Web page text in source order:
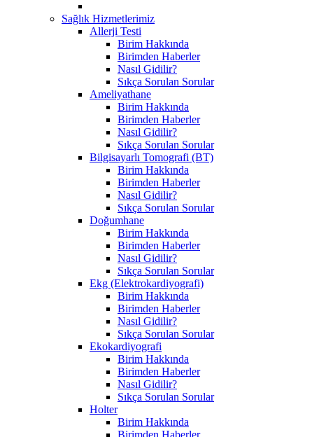
Sağlık Hizmetlerimiz
Allerji Testi
Birim Hakkında
Birimden Haberler
Nasıl Gidilir?
Sıkça Sorulan Sorular
Ameliyathane
Birim Hakkında
Birimden Haberler
Nasıl Gidilir?
Sıkça Sorulan Sorular
Bilgisayarlı Tomografi (BT)
Birim Hakkında
Birimden Haberler
Nasıl Gidilir?
Sıkça Sorulan Sorular
Doğumhane
Birim Hakkında
Birimden Haberler
Nasıl Gidilir?
Sıkça Sorulan Sorular
Ekg (Elektrokardiyografi)
Birim Hakkında
Birimden Haberler
Nasıl Gidilir?
Sıkça Sorulan Sorular
Ekokardiyografi
Birim Hakkında
Birimden Haberler
Nasıl Gidilir?
Sıkça Sorulan Sorular
Holter
Birim Hakkında
Birimden Haberler